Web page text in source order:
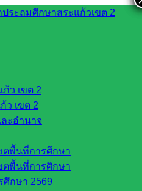
ว เขต 2
ว เขต 2
ะอำนาจ
ตพื้นที่การศึกษา
ตพื้นที่การศึกษา
ศึกษา 2569
าร
มอำนวยการ